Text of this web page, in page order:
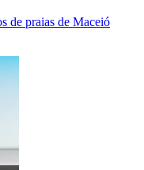
de praias de Maceió